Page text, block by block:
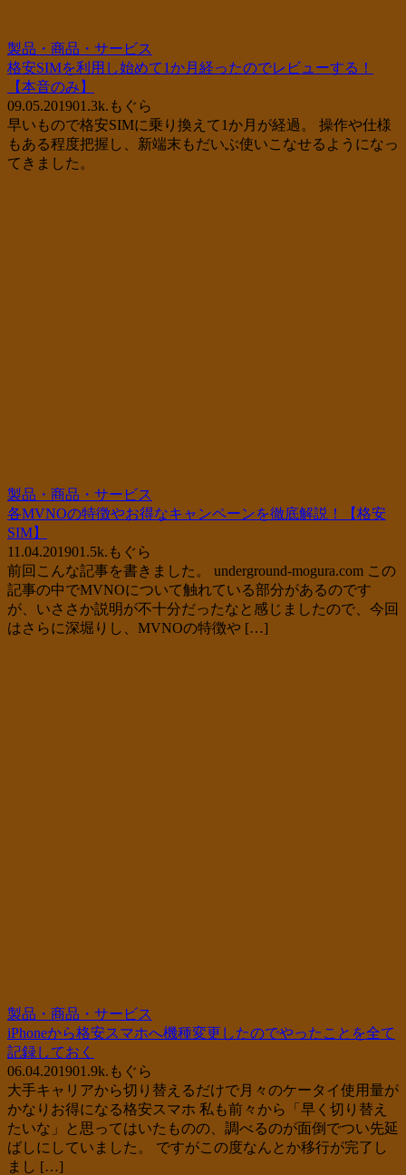
製品・商品・サービス
格安SIMを利用し始めて1か月経ったのでレビューする！
【本音のみ】
09.05.201901.3k. もぐら
早いもので格安SIMに乗り換えて1か月が経過。 操作や仕様
もある程度把握し、新端末もだいぶ使いこなせるようになっ
てきました。
製品・商品・サービス
各MVNOの特徴やお得なキャンペーンを徹底解説！【格安
SIM】
11.04.201901.5k. もぐら
前回こんな記事を書きました。 underground-mogura.com この
記事の中でMVNOについて触れている部分があるのです
が、いささか説明が不十分だったなと感じましたので、今回
はさらに深堀りし、MVNOの特徴や […]
製品・商品・サービス
iPhoneから格安スマホへ機種変更したのでやったことを全て
記録しておく
06.04.201901.9k. もぐら
大手キャリアから切り替えるだけで月々のケータイ使用量が
かなりお得になる格安スマホ 私も前々から「早く切り替え
たいな」と思ってはいたものの、調べるのが面倒でつい先延
ばしにしていました。 ですがこの度なんとか移行が完了し
まし […]